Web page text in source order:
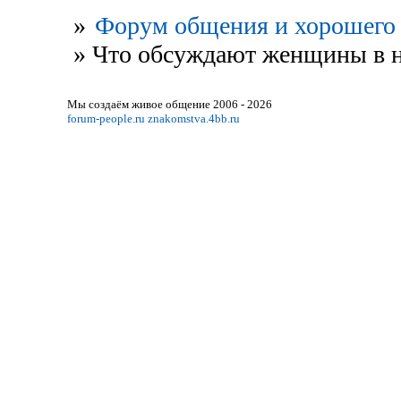
» Форум общения и хорошего
» Что обсуждают женщины в
Мы создаём живое общение 2006 - 2026
forum-people.ru znakomstva.4bb.ru